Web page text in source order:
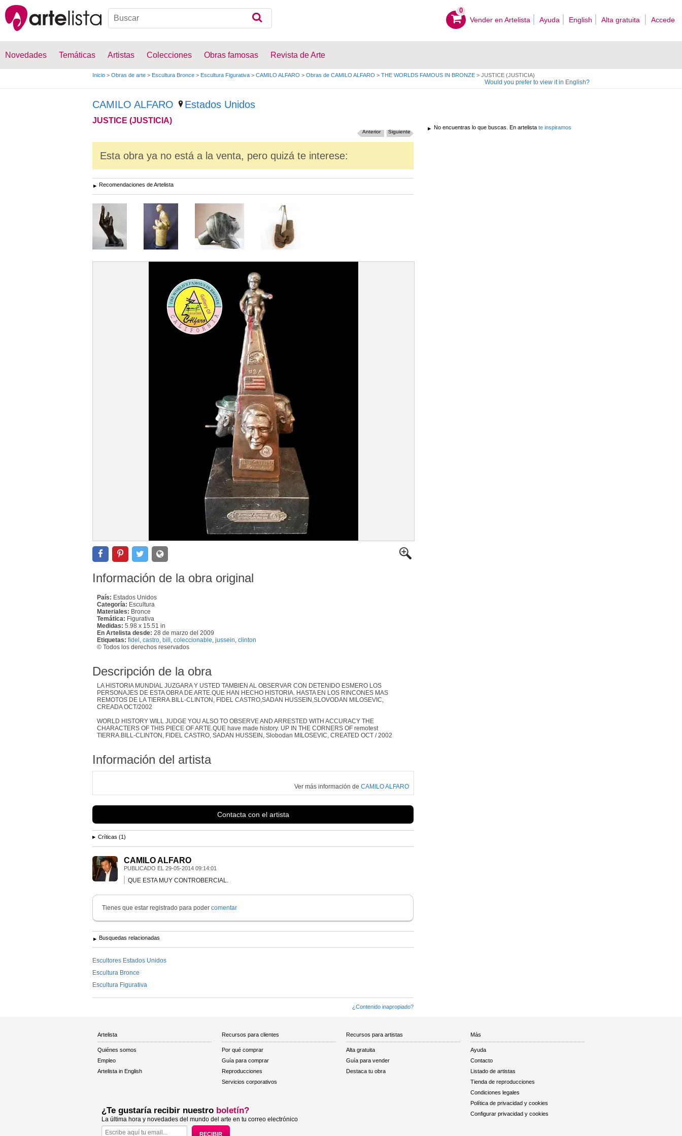
0
Vender en Artelista Ayuda English Alta gratuita Accede
Novedades Temáticas Artistas Colecciones Obras famosas Revista de Arte
Inicio > Obras de arte > Escultura Bronce > Escultura Figurativa > CAMILO ALFARO > Obras de CAMILO ALFARO > THE WORLDS FAMOUS IN BRONZE > JUSTICE (JUSTICIA)
Would you prefer to view it in English?
CAMILO ALFARO Estados Unidos
JUSTICE (JUSTICIA)
Siguiente
Anterior
Esta obra ya no está a la venta, pero quizá te interese:
Recomendaciones de Artelista
Información de la obra original
País: Estados Unidos
Categoría: Escultura
Materiales: Bronce
Temática: Figurativa
Medidas: 5.98 x 15.51 in
En Artelista desde: 28 de marzo del 2009
Etiquetas: fidel castro bill coleccionable jussein clinton
© Todos los derechos reservados
Descripción de la obra
LA HISTORIA MUNDIAL JUZGARA Y USTED TAMBIEN AL OBSERVAR CON DETENIDO ESMERO LOS
PERSONAJES DE ESTA OBRA DE ARTE.QUE HAN HECHO HISTORIA. HASTA EN LOS RINCONES MAS
REMOTOS DE LA TIERRA.BILL-CLINTON, FIDEL CASTRO,SADAN HUSSEIN,SLOVODAN MILOSEVIC,
CREADA OCT/2002
WORLD HISTORY WILL JUDGE YOU ALSO TO OBSERVE AND ARRESTED WITH ACCURACY THE
CHARACTERS OF THIS PIECE OF ARTE.QUE have made history. UP IN THE CORNERS OF remotest
TIERRA.BILL-CLINTON, FIDEL CASTRO, SADAN HUSSEIN, Slobodan MILOSEVIC, CREATED OCT / 2002
Información del artista
Ver más información de CAMILO ALFARO
Contacta con el artista
Críticas (1)
CAMILO ALFARO
PUBLICADO EL 29-05-2014 09:14:01
QUE ESTA MUY CONTROBERCIAL.
Tienes que estar registrado para poder comentar
Busquedas relacionadas
Escultores Estados Unidos
Escultura Bronce
Escultura Figurativa
¿Contenido inapropiado?
No encuentras lo que buscas. En artelista te inspiramos
Artelista
Quiénes somos
Empleo
Artelista in English
Recursos para clientes
Por qué comprar
Guía para comprar
Reproducciones
Servicios corporativos
Recursos para artistas
Alta gratuita
Guía para vender
Destaca tu obra
Más
Ayuda
Contacto
Listado de artistas
Tienda de reproducciones
Condiciones legales
Política de privacidad y cookies
Configurar privacidad y cookies
¿Te gustaría recibir nuestro boletín?
La última hora y novedades del mundo del arte en tu correo electrónico